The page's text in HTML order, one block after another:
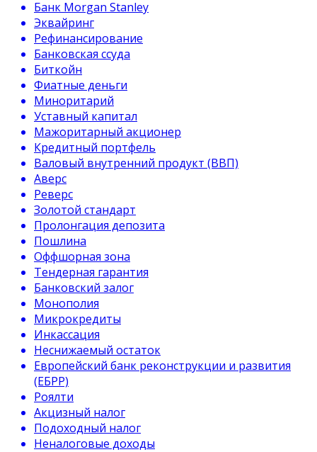
Банк Morgan Stanley
Эквайринг
Рефинансирование
Банковская ссуда
Биткойн
Фиатные деньги
Миноритарий
Уставный капитал
Мажоритарный акционер
Кредитный портфель
Валовый внутренний продукт (ВВП)
Аверс
Реверс
Золотой стандарт
Пролонгация депозита
Пошлина
Оффшорная зона
Тендерная гарантия
Банковский залог
Монополия
Микрокредиты
Инкассация
Неснижаемый остаток
Европейский банк реконструкции и развития
(ЕБРР)
Роялти
Акцизный налог
Подоходный налог
Неналоговые доходы